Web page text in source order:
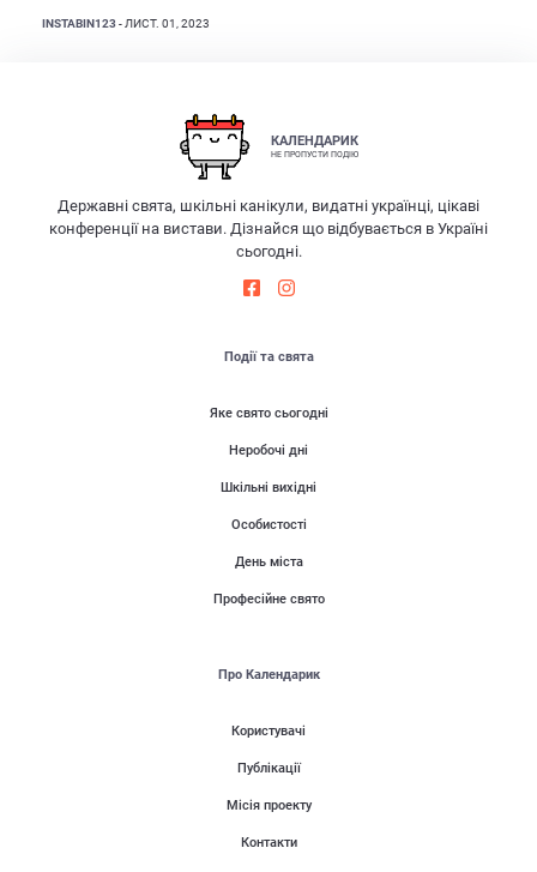
INSTABIN123 - ЛИСТ. 01, 2023
КАЛЕНДАРИК
НЕ ПРОПУСТИ ПОДІЮ
Державні свята, шкільні канікули, видатні українці, цікаві
конференції на вистави. Дізнайся що відбувається в Україні
сьогодні.
Події та свята
Яке свято сьогодні
Неробочі дні
Шкільні вихідні
Особистості
День міста
Професійне свято
Про Календарик
Користувачі
Публікації
Місія проекту
Контакти